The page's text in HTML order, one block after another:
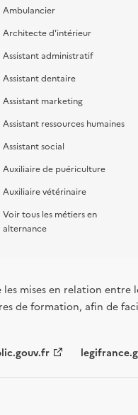
Ambulancier
Architecte d'intérieur
Assistant administratif
Assistant dentaire
Assistant marketing
Assistant ressources humaines
Assistant social
Auxiliaire de puériculture
Auxiliaire vétérinaire
Voir tous les métiers en
alternance
mises en relation entre
de formation, afin de